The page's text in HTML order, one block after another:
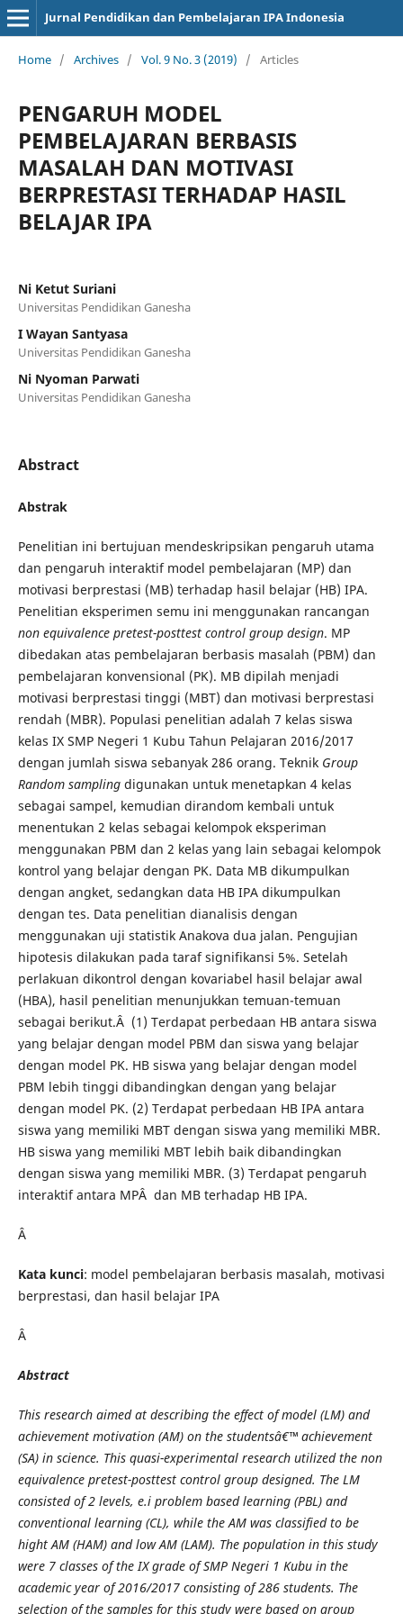
Jurnal Pendidikan dan Pembelajaran IPA Indonesia
Home / Archives / Vol. 9 No. 3 (2019) / Articles
PENGARUH MODEL
PEMBELAJARAN BERBASIS
MASALAH DAN MOTIVASI
BERPRESTASI TERHADAP HASIL
BELAJAR IPA
Ni Ketut Suriani
Universitas Pendidikan Ganesha
I Wayan Santyasa
Universitas Pendidikan Ganesha
Ni Nyoman Parwati
Universitas Pendidikan Ganesha
Abstract
Abstrak
Penelitian ini bertujuan mendeskripsikan pengaruh utama
dan pengaruh interaktif model pembelajaran (MP) dan
motivasi berprestasi (MB) terhadap hasil belajar (HB) IPA.
Penelitian eksperimen semu ini menggunakan rancangan
non equivalence pretest-posttest control group design. MP
dibedakan atas pembelajaran berbasis masalah (PBM) dan
pembelajaran konvensional (PK). MB dipilah menjadi
motivasi berprestasi tinggi (MBT) dan motivasi berprestasi
rendah (MBR). Populasi penelitian adalah 7 kelas siswa
kelas IX SMP Negeri 1 Kubu Tahun Pelajaran 2016/2017
dengan jumlah siswa sebanyak 286 orang. Teknik Group
Random sampling digunakan untuk menetapkan 4 kelas
sebagai sampel, kemudian dirandom kembali untuk
menentukan 2 kelas sebagai kelompok eksperiman
menggunakan PBM dan 2 kelas yang lain sebagai kelompok
kontrol yang belajar dengan PK. Data MB dikumpulkan
dengan angket, sedangkan data HB IPA dikumpulkan
dengan tes. Data penelitian dianalisis dengan
menggunakan uji statistik Anakova dua jalan. Pengujian
hipotesis dilakukan pada taraf signifikansi 5%. Setelah
perlakuan dikontrol dengan kovariabel hasil belajar awal
(HBA), hasil penelitian menunjukkan temuan-temuan
sebagai berikut.Â (1) Terdapat perbedaan HB antara siswa
yang belajar dengan model PBM dan siswa yang belajar
dengan model PK. HB siswa yang belajar dengan model
PBM lebih tinggi dibandingkan dengan yang belajar
dengan model PK. (2) Terdapat perbedaan HB IPA antara
siswa yang memiliki MBT dengan siswa yang memiliki MBR.
HB siswa yang memiliki MBT lebih baik dibandingkan
dengan siswa yang memiliki MBR. (3) Terdapat pengaruh
interaktif antara MPÂ dan MB terhadap HB IPA.
Â
Kata kunci: model pembelajaran berbasis masalah, motivasi
berprestasi, dan hasil belajar IPA
Â
Abstract
This research aimed at describing the effect of model(LM)and
achievement motivation (AM) on the studentsâ€™ achievement
(SA) in science. This quasi-experimental research utilized the non
equivalence pretest-posttest control group designed. The LM
consisted of 2 levels, e.i problem based learning (PBL) and
conventional learning (CL), while the AM was classified to be
hight AM (HAM) and low AM (LAM). The population in this study
were 7 classes ofthe IX grade of SMP Negeri 1 Kubu in the
academic year of 2016/2017 consisting of 286 students. The
selection of the samples for this study were based on group